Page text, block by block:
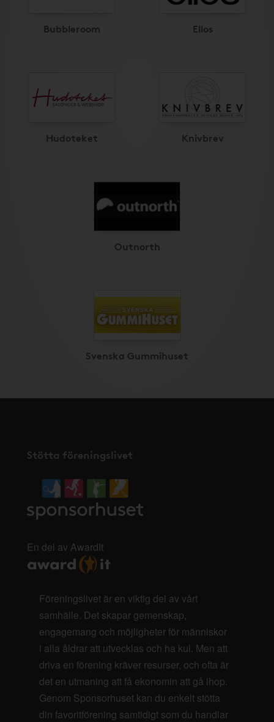
Bubbleroom Ellos
Hudoteket Knivbrev
Outnorth
Svenska Gummihuset
Stötta föreningslivet
En del av AwardIt
Föreningslivet är en viktig del av vårt
samhälle. Det skapar gemenskap,
engagemang och möjligheter för människor
i alla åldrar att utvecklas och ha kul. Men att
driva en förening kräver resurser, och ofta är
det en utmaning att få ekonomin att gå ihop.
Genom Sponsorhuset kan du enkelt stötta
din favoritförening samtidigt som du handlar